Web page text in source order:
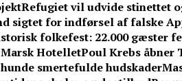
Refugiet vil udvide stinettet
sigtet for indførsel af falske
folkefest: 22.000 gæster
HotelletPoul Krebs åbner
smertefulde hudskader